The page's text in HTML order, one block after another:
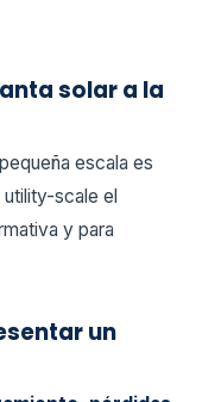
solar a la
escala es
utility-scale el
y para
un